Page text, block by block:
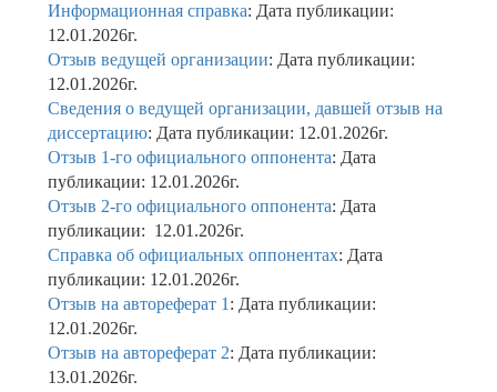
Информационная справка: Дата публикации:
12.01.2026г.
Отзыв ведущей организации: Дата публикации:
12.01.2026г.
Сведения о ведущей организации, давшей отзыв на
диссертацию: Дата публикации: 12.01.2026г.
Отзыв 1-го официального оппонента: Дата
публикации: 12.01.2026г.
Отзыв 2-го официального оппонента: Дата
публикации: 12.01.2026г.
Справка об официальных оппонентах: Дата
публикации: 12.01.2026г.
Отзыв на автореферат 1 : Дата публикации:
12.01.2026г.
Отзыв на автореферат 2: Дата публикации:
13.01.2026г.